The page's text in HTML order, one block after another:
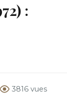
:
3816 vues